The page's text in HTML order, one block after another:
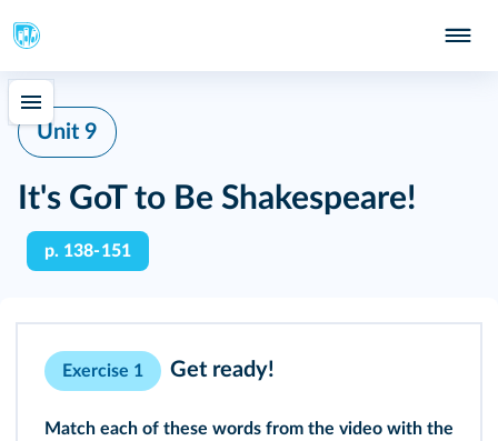
Unit 9
It's GoT to Be Shakespeare!
p. 138-151
Exercise 1 Get ready!
Match each of these words from the video with the